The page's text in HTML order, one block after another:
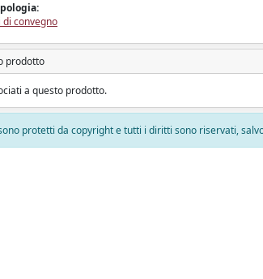
convegno
prodotto
a questo prodotto.
protetti da copyright e tutti i diritti sono riservati,